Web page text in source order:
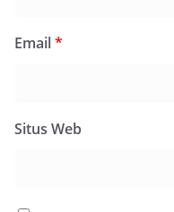
Email*
Situs Web